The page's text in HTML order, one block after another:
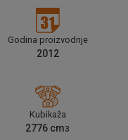
Godina proizvodnje
2012
Kubikaža
2776 cm3